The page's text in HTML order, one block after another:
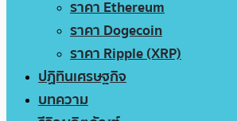
ราคา Ethereum
ราคา Dogecoin
ราคา Ripple (XRP)
ปฏิทินเศรษฐกิจ
บทความ